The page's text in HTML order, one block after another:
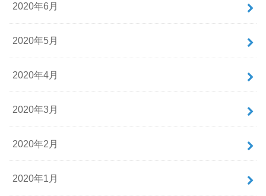
2020年6月
2020年5月
2020年4月
2020年3月
2020年2月
2020年1月